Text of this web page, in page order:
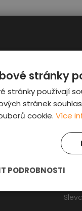
stránky
stránky používají
stránek
cookie. Více
PODROBNOSTI